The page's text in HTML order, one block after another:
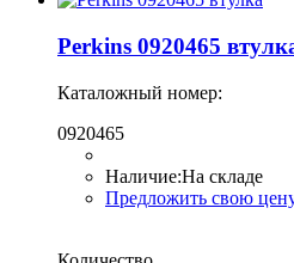
Perkins 0920465
Каталожный номер:
0920465
Наличие:На складе
Предложить свою